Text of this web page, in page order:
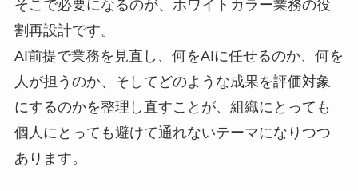
そこで必要になるのが、ホワイトカラー業務の役
割再設計です。
AI前提で業務を見直し、何をAIに任せるのか、何を
人が担うのか、そしてどのような成果を評価対象
にするのかを整理し直すことが、組織にとっても
個人にとっても避けて通れないテーマになりつつ
あります。